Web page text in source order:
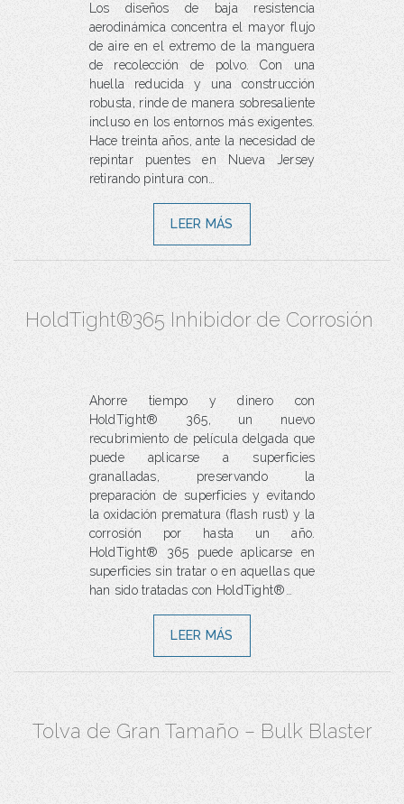
Los diseños de baja resistencia
aerodinámica concentra el mayor flujo
de aire en el extremo de la manguera
de recolección de polvo. Con una
huella reducida y una construcción
robusta, rinde de manera sobresaliente
incluso en los entornos más exigentes.
Hace treinta años, ante la necesidad de
repintar puentes en Nueva Jersey
retirando pintura con…
LEER MÁS
HoldTight®365 Inhibidor de Corrosión
Ahorre tiempo y dinero con
HoldTight® 365, un nuevo
recubrimiento de película delgada que
puede aplicarse a superficies
granalladas, preservando la
preparación de superficies y evitando
la oxidación prematura (flash rust) y la
corrosión por hasta un año.
HoldTight® 365 puede aplicarse en
superficies sin tratar o en aquellas que
han sido tratadas con HoldTight®…
LEER MÁS
Tolva de Gran Tamaño – Bulk Blaster